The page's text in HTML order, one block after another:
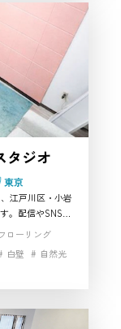
タジオ
東京
江戸川区・小岩
。配信やSNS動
、更衣スペース
用にも向いてい
している方や、
すすめです。
フローリング
白壁
自然光